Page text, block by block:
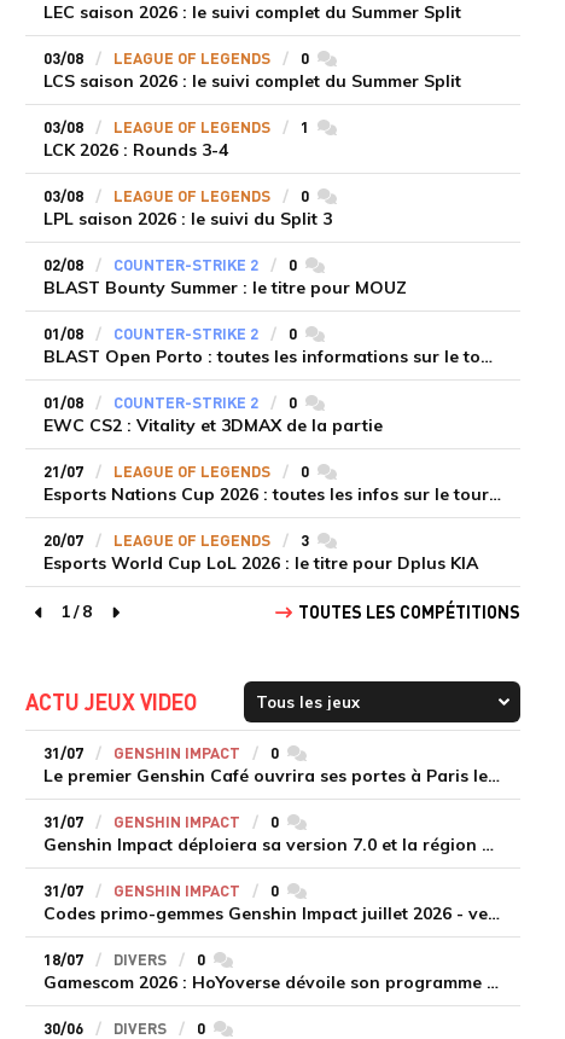
LEC saison 2026 : le suivi complet du Summer Split
03/08 LEAGUE OF LEGENDS 0commentaires
LCS saison 2026 : le suivi complet du Summer Split
03/08 LEAGUE OF LEGENDS 1 commentaires
LCK 2026 : Rounds 3-4
03/08 LEAGUE OF LEGENDS 0commentaires
LPL saison 2026 : le suivi du Split 3
02/08 COUNTER-STRIKE 2 0commentaires
BLAST Bounty Summer : le titre pour MOUZ
01/08 COUNTER-STRIKE 2 0commentaires
BLAST Open Porto : toutes les informations sur le tournoi
01/08 COUNTER-STRIKE 2 0commentaires
EWC CS2 : Vitality et 3DMAX de la partie
21/07 LEAGUE OF LEGENDS 0commentaires
Esports Nations Cup 2026 : toutes les infos sur le tournoi
20/07 LEAGUE OF LEGENDS 3commentaires
Esports World Cup LoL 2026 : le titre pour Dplus KIA
page précédente
1/8
page suivante
TOUTES LES COMPÉTITIONS
ACTU JEUX VIDEO
31/07 GENSHIN IMPACT 0commentaires
Le premier Genshin Café ouvrira ses portes à Paris le 14 août
31/07 GENSHIN IMPACT 0commentaires
Genshin Impact déploiera sa version 7.0 et la région de Snezhnaya le 12 août
31/07 GENSHIN IMPACT 0commentaires
Codes primo-gemmes Genshin Impact juillet 2026 - version 7.0
18/07 DIVERS 0commentaires
Gamescom 2026 : HoYoverse dévoile son programme et présente deux nouveaux jeux inédits
30/06 DIVERS 0commentaires